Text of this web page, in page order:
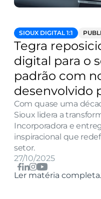
SIOUX DIGITAL 1:1
Tegra
digital para o
padrão com
desenvolvido
Com quase uma
Sioux lidera a
Incorporadora e
inspiracional que
setor.
27/10/2025
Ler matéria completa